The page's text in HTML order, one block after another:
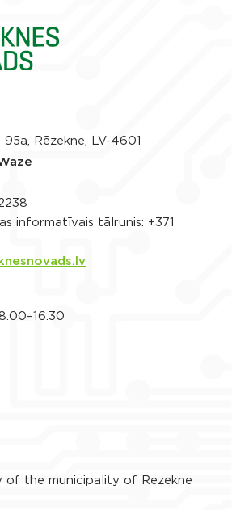
Rēzekne, LV-4601
informatīvais tālrunis: +371
of the municipality of Rezekne